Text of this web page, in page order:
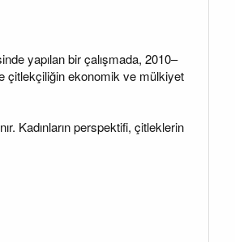
yapılan bir çalışmada, 2010–
çitlekçiliğin ekonomik ve mülkiyet
Kadınların perspektifi, çitleklerin